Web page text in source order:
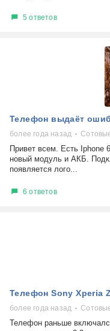
5 ответов
Телефон выдаёт
более года назад
Привет всем. Есть Iphone
новый модуль и АКБ.
появляется лого...
6 ответов
Телефон Sony Xperia
более года назад
Телефон раньше